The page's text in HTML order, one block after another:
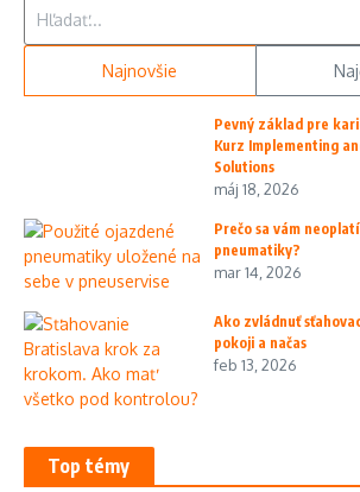
Najnovšie
Pevný základ pre
Kurz Implementing
Solutions
máj 18, 2026
Prečo sa vám
pneumatiky?
mar 14, 2026
Ako zvládnuť
pokoji a načas
feb 13, 2026
Top témy